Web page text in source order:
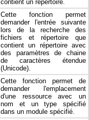
contient un répertoire.
Cette fonction permet
demander l'entrée suivante
lors de la recherche des
fichiers et répertoire que
contient un répertoire avec
des paramètres de chaine
de caractères étendue
(Unicode).
Cette fonction permet de
demander l'emplacement
d'une ressource avec un
nom et un type spécifié
dans un module spécifié.